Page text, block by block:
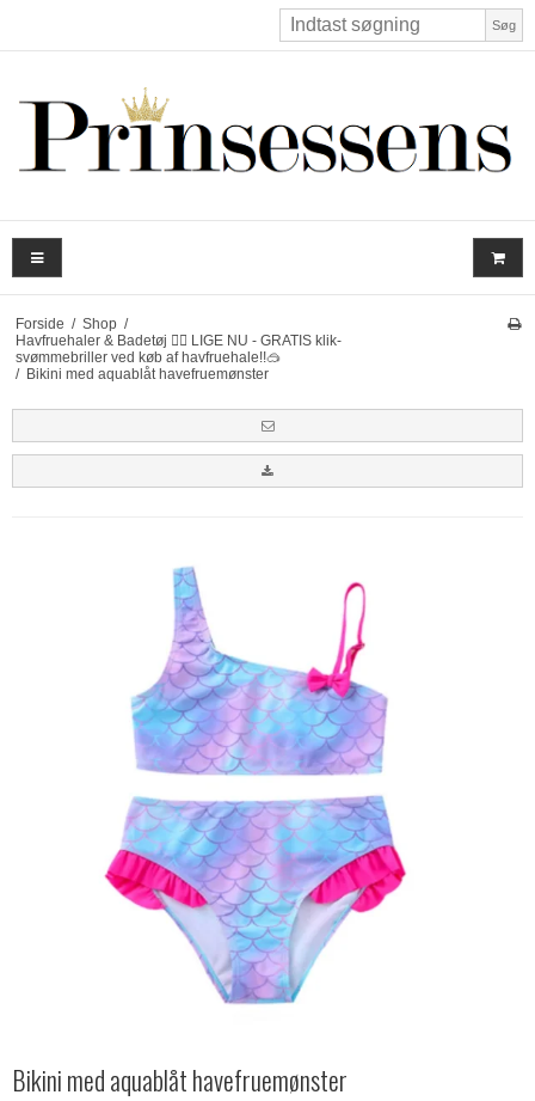
Søg
Forside / Shop /
Havfruehaler & Badetøj 🧜‍♀️ LIGE NU - GRATIS klik-
svømmebriller ved køb af havfruehale!!🥽
/ Bikini med aquablåt havefruemønster
Bikini med aquablåt havefruemønster